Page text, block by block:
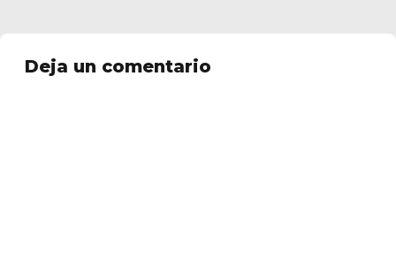
Deja un comentario